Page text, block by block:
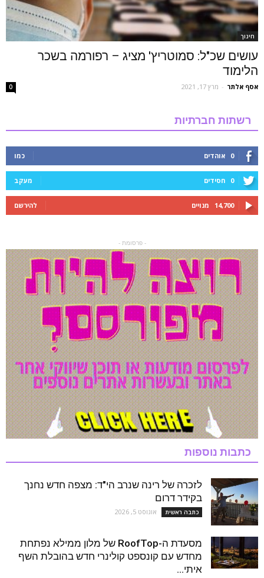
חינוך
עושים שכ"ל: סמוטריץ' מציג – רפורמה בשכר
הלימוד
אסף אלתר - מרץ 17, 2021 0
רשתות חברתיות
0 אוהדים כמו
0 חסידים מעקב
14,700 מנויים להירשם
- פרסומת -
כתבות נוספות
לזכרה של רינה שנרב הי"ד: מצפה חדש נחנך
בקידר דרום
כתבה ראשית אוגוסט 5, 2026
מסעדת ה-RoofTop של מלון ממילא נפתחת
מחדש עם קונספט קולינרי חדש בהובלת השף
איתי...